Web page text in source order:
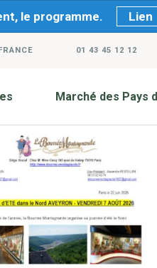
le programme. Lien
01 43 45 12 12
Marché des Pays